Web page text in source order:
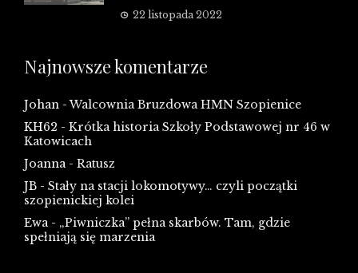
22 listopada 2022
Najnowsze komentarze
Johan -Walcownia Bruzdowa HMN Szopienice
KH62 - Krótka historia Szkoły Podstawowej nr 46 w
Katowicach
Joanna- Ratusz
JB - Stały na stacji lokomotywy… czyli początki
szopienickiej kolei
Ewa- „Piwniczka” pełna skarbów. Tam, gdzie
spełniają się marzenia